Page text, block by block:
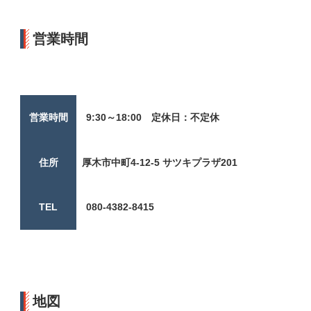
営業時間
営業時間 9:30～18:00 定休日：不定休
住所 厚木市中町4-12-5 サツキプラザ201
TEL 080-4382-8415
地図